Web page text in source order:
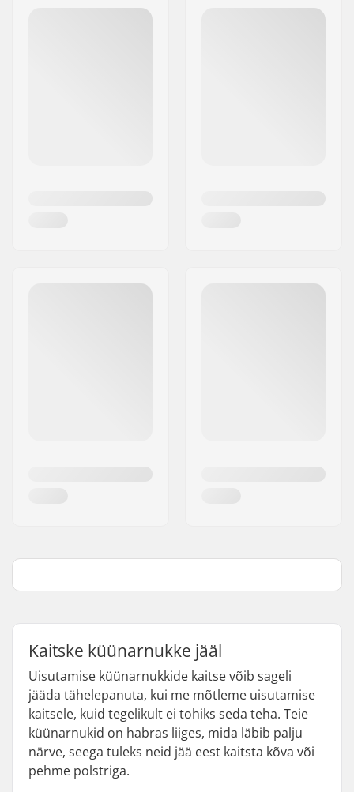
Kaitske küünarnukke jääl
Uisutamise küünarnukkide kaitse võib sageli
jääda tähelepanuta, kui me mõtleme uisutamise
kaitsele, kuid tegelikult ei tohiks seda teha. Teie
küünarnukid on habras liiges, mida läbib palju
närve, seega tuleks neid jää eest kaitsta kõva või
pehme polstriga.